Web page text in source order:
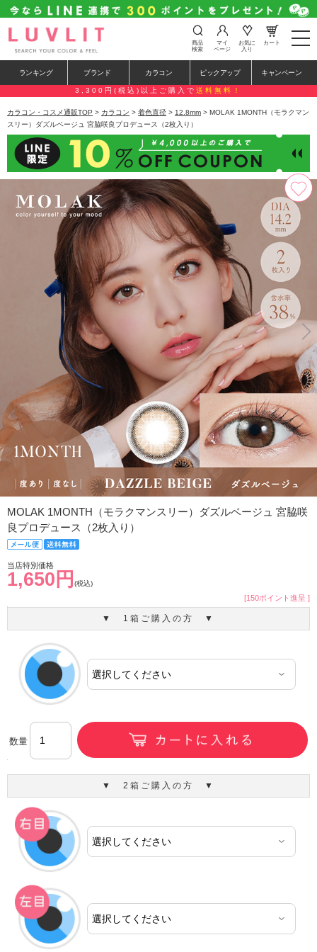
t
o
e
n
a
a
i
o
n
商品
検索
マイ
ページ
お気に
入り
カート
ランキング ブランド カラコン ピックアップ キャンペーン
3,300円(税込)以上ご購入で 送料無料！
カラコン・コスメ通販TOP > カラコン > 着色直径 > 12.8mm > MOLAK 1MONTH（モラクマン
スリー）ダズルベージュ 宮脇咲良プロデュース（2枚入り）
MOLAK 1MONTH（モラクマンスリー）ダズルベージュ 宮脇咲
良プロデュース（2枚入り）
当店特別価格
1,650円 (税込)
[150ポイント進呈 ]
▼ 1箱ご購入の方 ▼
数量
▼ 2箱ご購入の方 ▼